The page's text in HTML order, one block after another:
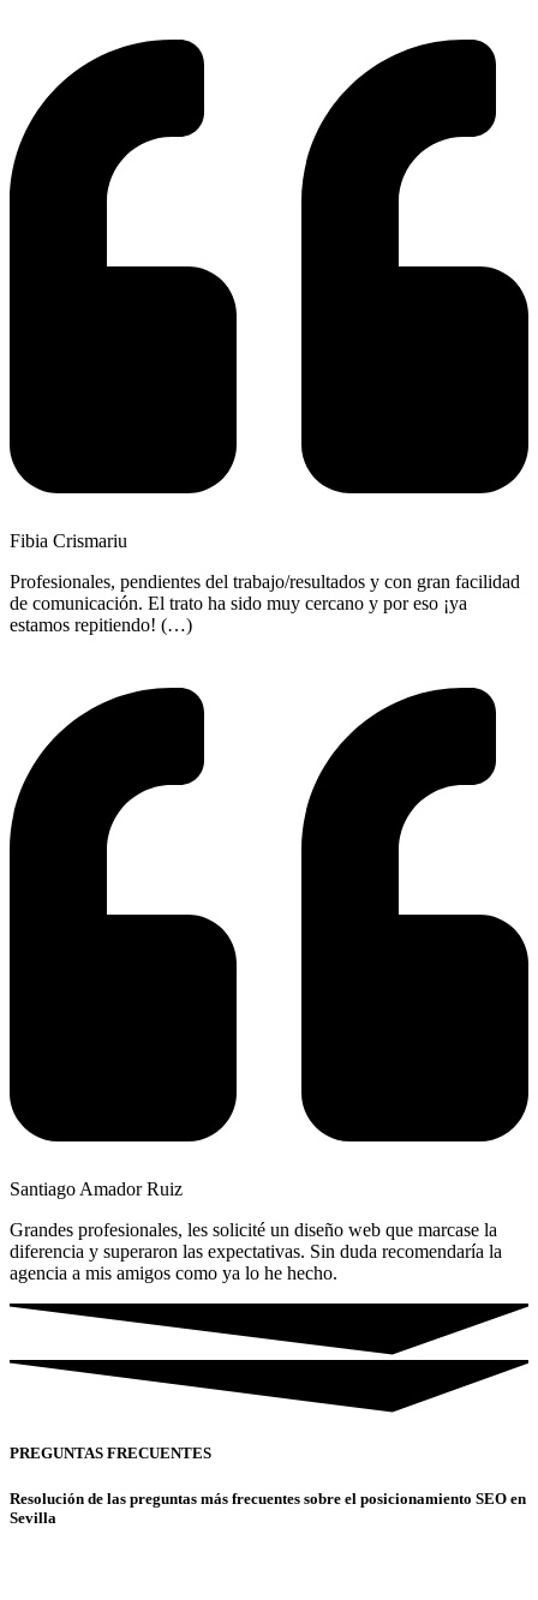
Fibia Crismariu
Profesionales, pendientes del trabajo/resultados y con gran facilidad
de comunicación. El trato ha sido muy cercano y por eso ¡ya
estamos repitiendo! (…)
Santiago Amador Ruiz
Grandes profesionales, les solicité un diseño web que marcase la
diferencia y superaron las expectativas. Sin duda recomendaría la
agencia a mis amigos como ya lo he hecho.
PREGUNTAS FRECUENTES
Resolución de las preguntas más frecuentes sobre el posicionamiento SEO en
Sevilla